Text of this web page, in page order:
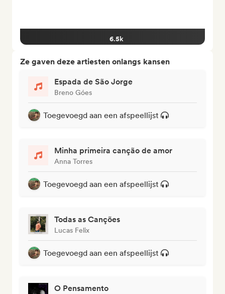
6.5k
Ze gaven deze artiesten onlangs kansen
Espada de São Jorge
Breno Góes
Toegevoegd aan een afspeellijst
Minha primeira canção de amor
Anna Torres
Toegevoegd aan een afspeellijst
Todas as Canções
Lucas Felix
Toegevoegd aan een afspeellijst
O Pensamento